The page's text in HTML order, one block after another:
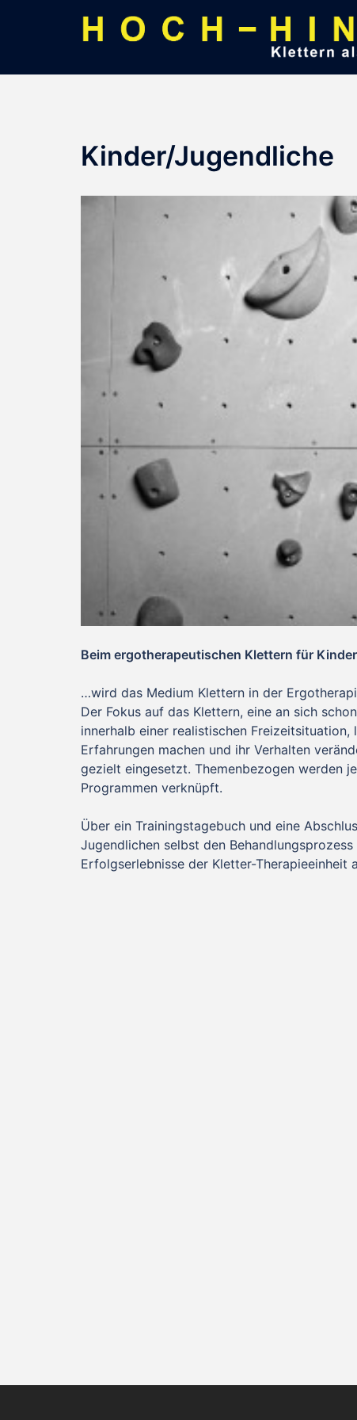
Kinder/Jugendliche
Beim ergotherapeutischen Klettern für
…wird das Medium Klettern in der
Der Fokus auf das Klettern, eine an sich
innerhalb einer realistischen
Erfahrungen machen und ihr Verhalten
gezielt eingesetzt. Themenbezogen werden
Programmen verknüpft.
Über ein Trainingstagebuch und eine
Jugendlichen selbst den
Erfolgserlebnisse der Kletter-Therapieeinheit